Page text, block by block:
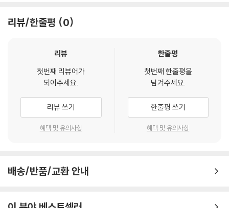
차(커피)가 가진 힘이 아니고 무엇이랴.
달빛 아래 사하라사막에서 노숙, 낮 동안 따듯하게 데워진 모래밭을 맨몸
으로 뒹굴어 보는 것, 바간의 달밤은 또 어땠는가. 루앙프라방 메콩강 물에
각 나라 여행자들과 하나로 어울려 몸을 적시고 비 오는 마날리 숲에서 느
꼈던 짜릿함, 말라위 호수에서 원시 처녀들과 백인 노부부와의 물놀이, 리
우의 새벽 바다를 온몸으로 헤엄치던 날들, 그 순간순간들이 문화와 관념
과 권태라는 일상적 감옥으로부터 탈출을 감행하게 한 유일한 희락이었음
을, 마음보다 몸이 먼저 늙어가는 지금, 한때나마 꿈꾸던 원시야만의 삶,
신의 사상을 믿고 있으며, 사고할 뿐만 아니라 느끼기도 한다는 것을 증명
그린 노마드(Green Nomad)가 무엇일까. 자유롭게 국경을 넘나들며 다
공간에서 간단한 캠핑도구(캠핑의자, 탁자, 컵)를 활용하여 틈틈이 차 한
삶을 즐기는 새로운 형태의 여행을 일컫는다.
김인자 시인의 여행 산문집 『그린 노마드』는 책을 펼친 이들의 일상에 노
마드를 불러온다. 시집 외에도 산문집과 히말라야, 아프리카, 뉴질랜드 등
을 여행하고 쓴 여행서로 독자와 소통해 온 작가는 시대의 변화에 따라 ‘잘
리뷰/한줄평 0
리뷰
첫번째 리뷰어가
되어주세요.
리뷰 쓰기
혜택 및 유의사항
한줄평
첫번째 한줄평을
남겨주세요.
한줄평 쓰기
혜택 및 유의사항
배송/반품/교환 안내